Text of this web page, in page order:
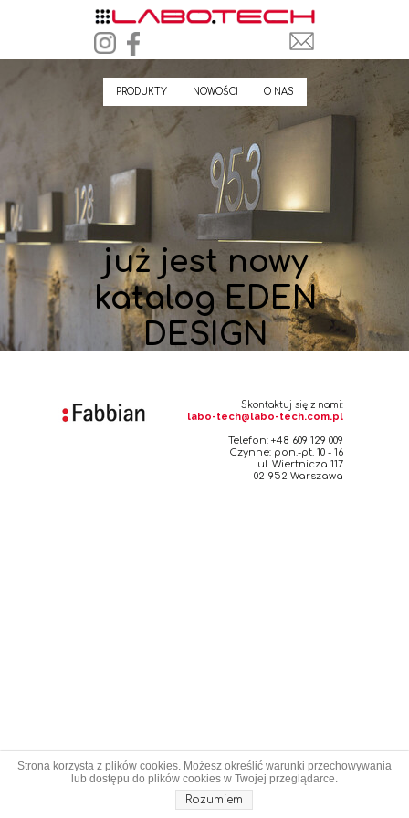
Skontaktuj się z nami:
labo-tech@labo-tech.com.pl
Telefon: +48 609 129 009
Czynne: pon.-pt. 10 - 16
ul. Wiertnicza 117
02-952 Warszawa
PRODUKTY NOWOŚCI O NAS
już jest nowy
katalog EDEN
DESIGN
Strona korzysta z plików cookies. Możesz określić warunki przechowywania
lub dostępu do plików cookies w Twojej przeglądarce.
Rozumiem